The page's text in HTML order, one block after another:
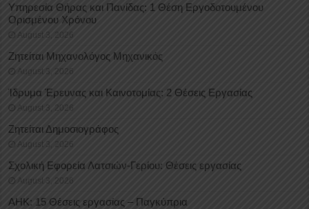
Υπηρεσία Θήρας και Πανίδας: 1 Θέση Eργοδοτουμένου
Oρισμένου Xρόνου
August 3, 2026
Ζητείται Μηχανολόγος Μηχανικός
August 3, 2026
Ίδρυμα Έρευνας και Καινοτομίας: 2 Θέσεις Εργασίας
August 3, 2026
Ζητείται Δημοσιογράφος
August 3, 2026
Σχολική Εφορεία Λατσιών-Γερίου: Θέσεις εργασίας
August 3, 2026
ΑΗΚ: 15 Θέσεις εργασίας – Παγκύπρια